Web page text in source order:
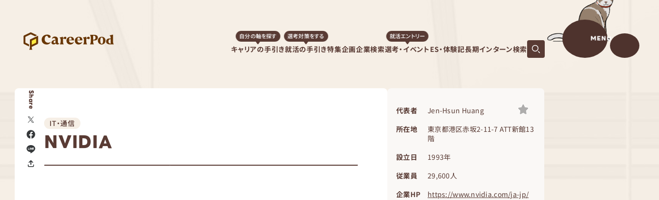
キャリアの手引き
自分の軸を探す
就活の手引き
選考対策をする
特集企画企業検索選考・イベント
就活エントリー
ES・体験記長期インターン検索
MENU
Share
IT・通信
NVIDIA
代表者
Jen-Hsun Huang
所在地
東京都港区赤坂2-11-7 ATT新館13
階
設立日
1993年
従業員
29,600人
企業HP
https://www.nvidia.com/ja-jp/